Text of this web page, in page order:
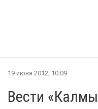
19 июня 2012, 10:09
Вести